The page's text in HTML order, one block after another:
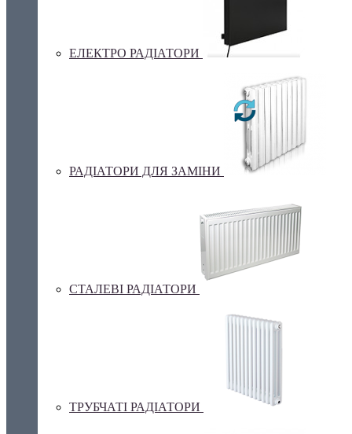
ЕЛЕКТРО РАДІАТОРИ
РАДІАТОРИ ДЛЯ ЗАМІНИ
СТАЛЕВІ РАДІАТОРИ
ТРУБЧАТІ РАДІАТОРИ